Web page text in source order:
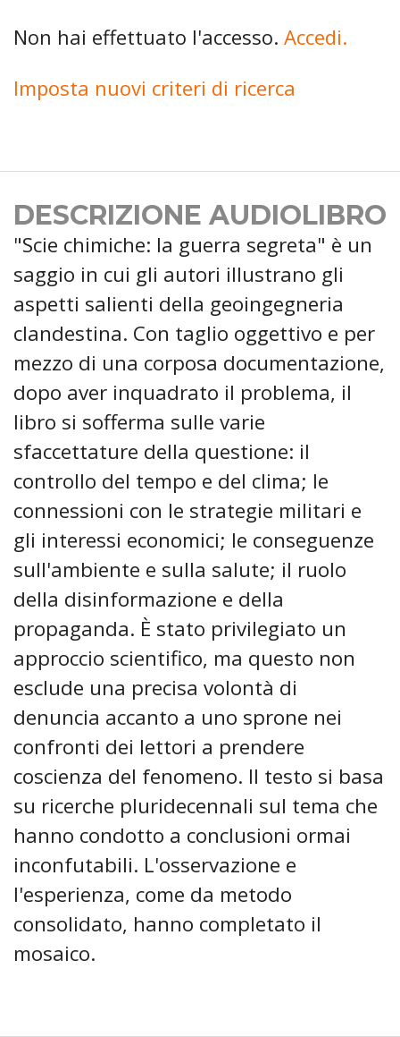
Non hai effettuato l'accesso. Accedi.
Imposta nuovi criteri di ricerca
DESCRIZIONE AUDIOLIBRO
"Scie chimiche: la guerra segreta" è un
saggio in cui gli autori illustrano gli
aspetti salienti della geoingegneria
clandestina. Con taglio oggettivo e per
mezzo di una corposa documentazione,
dopo aver inquadrato il problema, il
libro si sofferma sulle varie
sfaccettature della questione: il
controllo del tempo e del clima; le
connessioni con le strategie militari e
gli interessi economici; le conseguenze
sull'ambiente e sulla salute; il ruolo
della disinformazione e della
propaganda. È stato privilegiato un
approccio scientifico, ma questo non
esclude una precisa volontà di
denuncia accanto a uno sprone nei
confronti dei lettori a prendere
coscienza del fenomeno. Il testo si basa
su ricerche pluridecennali sul tema che
hanno condotto a conclusioni ormai
inconfutabili. L'osservazione e
l'esperienza, come da metodo
consolidato, hanno completato il
mosaico.